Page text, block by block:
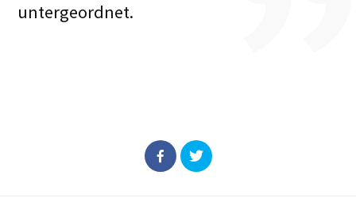
untergeordnet.